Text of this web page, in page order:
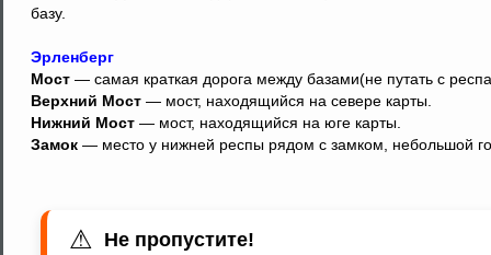
базу.
Эрленберг
Мост — самая краткая дорога между базами(не путать с
Верхний Мост — мост, находящийся на севере карты.
Нижний Мост — мост, находящийся на юге карты.
Замок — место у нижней респы рядом с замком, небольшой
⚠ Не пропустите!